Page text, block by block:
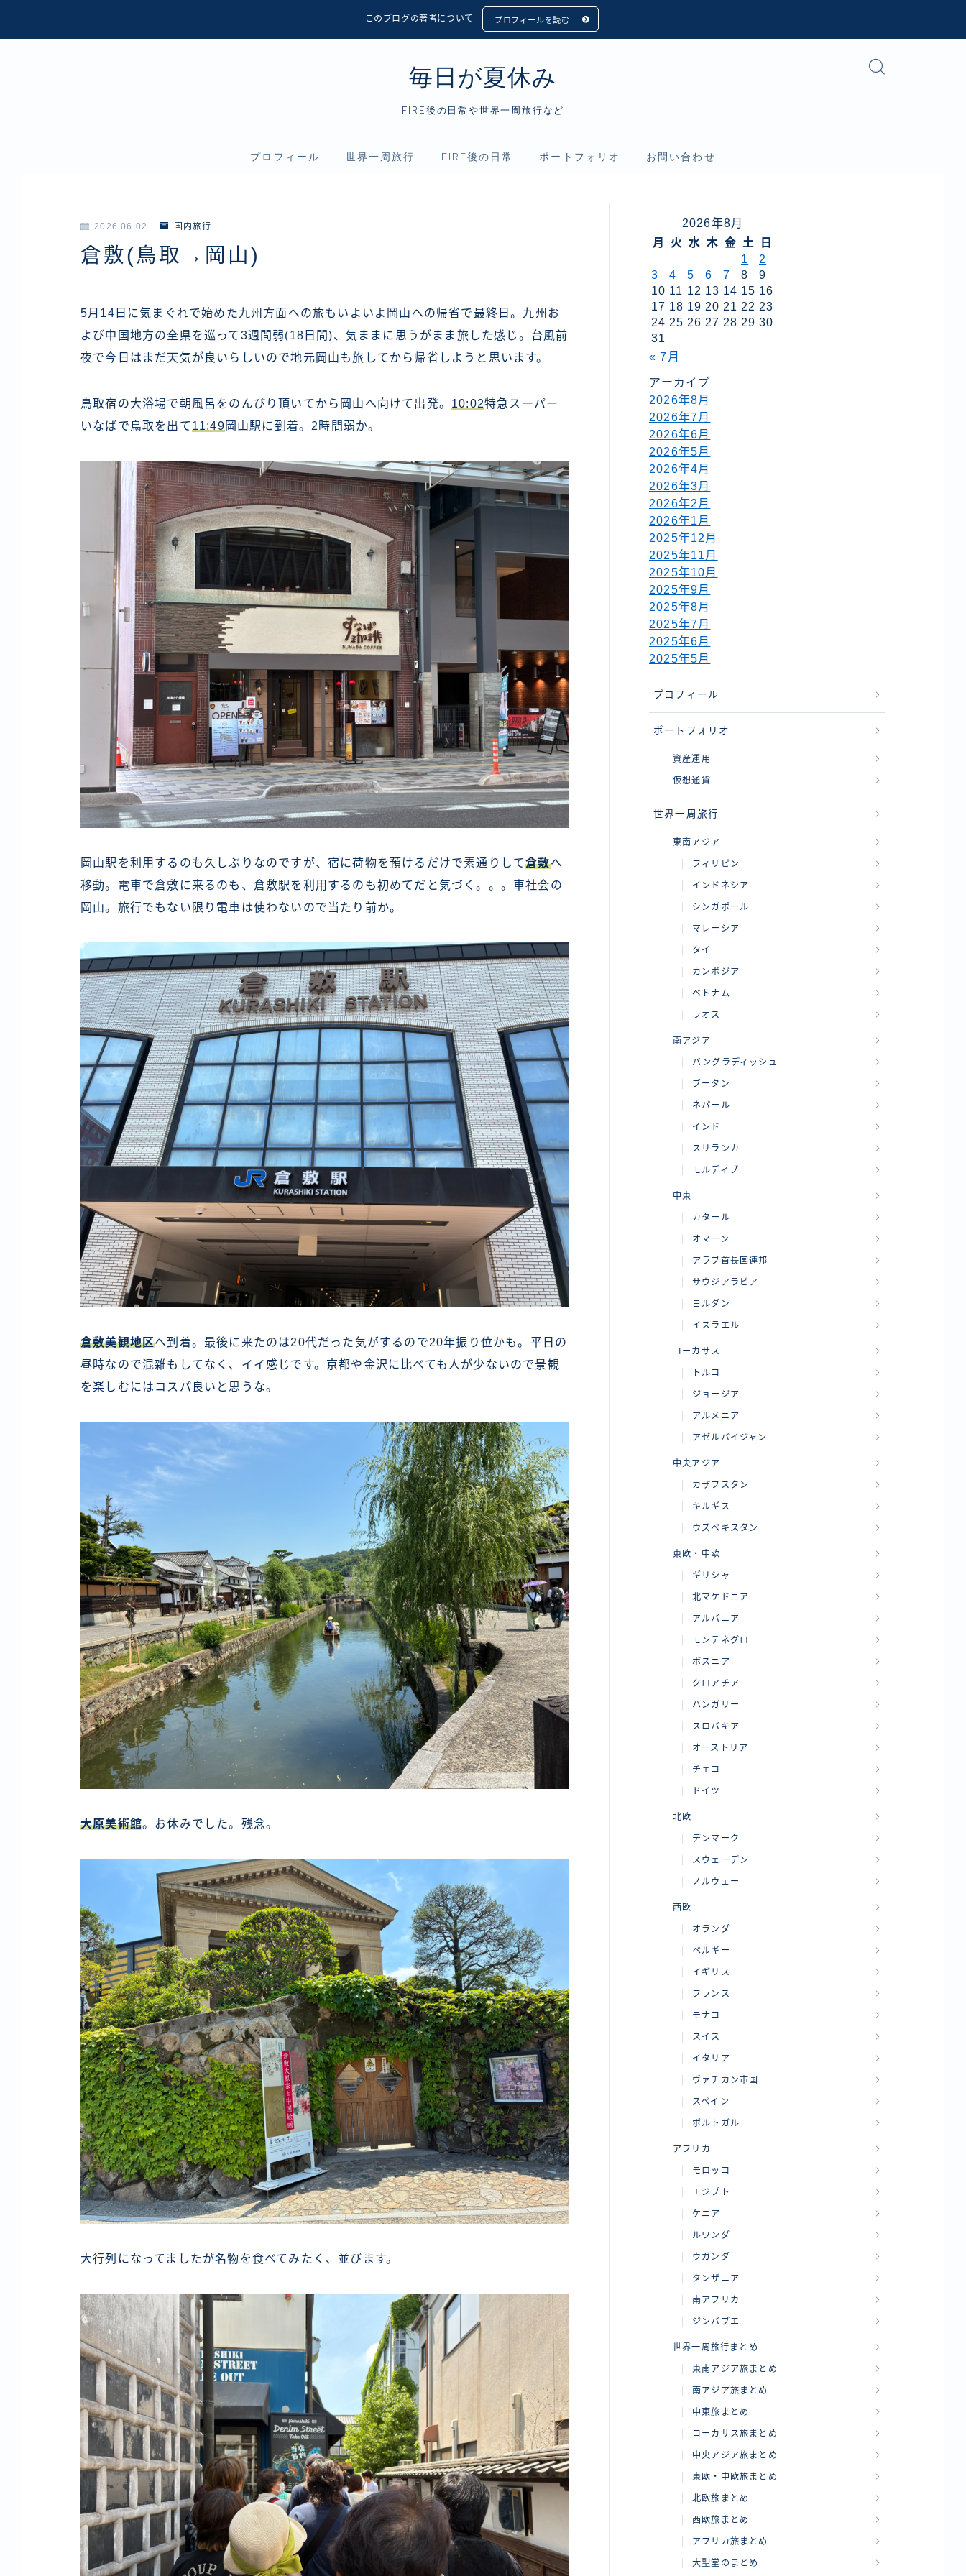
このブログの著者について プロフィールを読む
毎日が夏休み
FIRE後の日常や世界一周旅行など
プロフィール 世界一周旅行
タイ
カンボジア
ラオス
バングラディッシュ
ブータン
ネパール
インド
世界一周旅行前～準備～
FIRE後の日常 ポートフォリオ お問い合わせ
2026.06.02 国内旅行
倉敷(鳥取→岡山)
5月14日に気まぐれで始めた九州方面への旅もいよいよ岡山への帰省で最終日。九州お
よび中国地方の全県を巡って3週間弱(18日間)、気ままに思うがまま旅した感じ。台風前
夜で今日はまだ天気が良いらしいので地元岡山も旅してから帰省しようと思います。
鳥取宿の大浴場で朝風呂をのんびり頂いてから岡山へ向けて出発。 10:02特急スーパー
いなばで鳥取を出て11:49 岡山駅に到着。2時間弱か。
岡山駅を利用するのも久しぶりなのですが、宿に荷物を預けるだけで素通りして倉敷へ
移動。電車で倉敷に来るのも、倉敷駅を利用するのも初めてだと気づく。。。車社会の
岡山。旅行でもない限り電車は使わないので当たり前か。
倉敷美観地区へ到着。最後に来たのは20代だった気がするので20年振り位かも。平日の
昼時なので混雑もしてなく、イイ感じです。京都や金沢に比べても人が少ないので景観
を楽しむにはコスパ良いと思うな。
大原美術館。お休みでした。残念。
大行列になってましたが名物を食べてみたく、並びます。
2026年8月
月
火 水 木 金 土
日
1
2
3
4 5 6 7 8
9
10 11 12 13 14 15 16
17 18 19 20 21 22 23
24 25 26 27 28 29 30
31
« 7月
アーカイブ
2026年8月
2026年7月
2026年6月
2026年5月
2026年4月
2026年3月
2026年2月
2026年1月
2025年12月
2025年11月
2025年10月
2025年9月
2025年8月
2025年7月
2025年6月
2025年5月
プロフィール
ポートフォリオ
資産運用
仮想通貨
世界一周旅行
東南アジア
フィリピン
インドネシア
シンガポール
マレーシア
タイ
カンボジア
ベトナム
ラオス
南アジア
バングラディッシュ
ブータン
ネパール
インド
スリランカ
モルディブ
中東
カタール
オマーン
アラブ首長国連邦
サウジアラビア
ヨルダン
イスラエル
コーカサス
トルコ
ジョージア
アルメニア
アゼルバイジャン
中央アジア
カザフスタン
キルギス
ウズベキスタン
東欧・中欧
ギリシャ
北マケドニア
アルバニア
モンテネグロ
ボスニア
クロアチア
ハンガリー
スロバキア
オーストリア
チェコ
ドイツ
北欧
デンマーク
スウェーデン
ノルウェー
西欧
オランダ
ベルギー
イギリス
フランス
モナコ
スイス
イタリア
ヴァチカン市国
スペイン
ポルトガル
アフリカ
モロッコ
エジプト
ケニア
ルワンダ
ウガンダ
タンザニア
南アフリカ
ジンバブエ
世界一周旅行まとめ
東南アジア旅まとめ
南アジア旅まとめ
中東旅まとめ
コーカサス旅まとめ
中央アジア旅まとめ
東欧・中欧旅まとめ
北欧旅まとめ
西欧旅まとめ
アフリカ旅まとめ
大聖堂のまとめ